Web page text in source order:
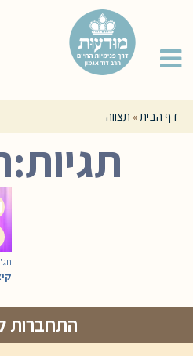
דף הבית» תצווה
התחברות